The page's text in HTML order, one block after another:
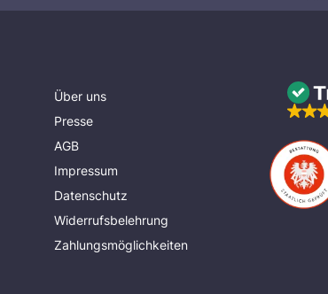
Über uns
Presse
AGB
Impressum
Datenschutz
Widerrufsbelehrung
Zahlungsmöglichkeiten